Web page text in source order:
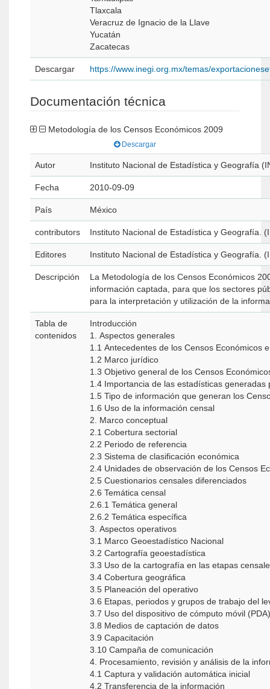
Tlaxcala
Veracruz de Ignacio de la Llave
Yucatán
Zacatecas
Descargar https://www.inegi.org.mx/temas/
Documentación técnica
Metodología de los Censos Económicos 2009
Descargar
Autor Instituto Nacional de Estadística y Geografía
Fecha 2010-09-09
País México
contributors Instituto Nacional de Estadística y Geografía.
Editores Instituto Nacional de Estadística y Geografía.
Descripción
La Metodología de los Censos Económicos
información captada, para que los sectores
para la interpretación y utilización de la
Tabla de
contenidos
Introducción
1. Aspectos generales
1.1 Antecedentes de los Censos Económicos
1.2 Marco jurídico
1.3 Objetivo general de los Censos
1.4 Importancia de las estadísticas
1.5 Tipo de información que generan los
1.6 Uso de la información censal
2. Marco conceptual
2.1 Cobertura sectorial
2.2 Periodo de referencia
2.3 Sistema de clasificación económica
2.4 Unidades de observación de los Censos
2.5 Cuestionarios censales diferenciados
2.6 Temática censal
2.6.1 Temática general
2.6.2 Temática específica
3. Aspectos operativos
3.1 Marco Geoestadístico Nacional
3.2 Cartografía geoestadística
3.3 Uso de la cartografía en las etapas
3.4 Cobertura geográfica
3.5 Planeación del operativo
3.6 Etapas, periodos y grupos de trabajo del
3.7 Uso del dispositivo de cómputo móvil
3.8 Medios de captación de datos
3.9 Capacitación
3.10 Campaña de comunicación
4. Procesamiento, revisión y análisis de la
4.1 Captura y validación automática inicial
4.2 Transferencia de la información